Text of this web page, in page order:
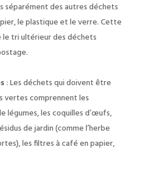
des autres déchets
le plastique et le verre. Cette
tri ultérieur des déchets
: Les déchets qui doivent être
vertes comprennent les
légumes, les coquilles d’œufs,
de jardin (comme l’herbe
les filtres à café en papier,